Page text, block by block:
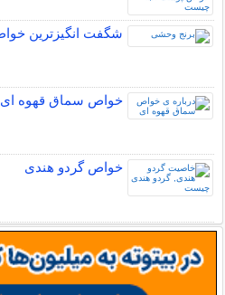
شگفت انگیزترین
خواص سماق قهوه ای
خواص گردو هندی